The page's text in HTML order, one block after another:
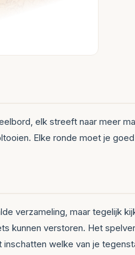
elk streeft naar meer
Elke ronde moet je
verzameling, maar tegelijk
kunnen verstoren. Het
welke van je